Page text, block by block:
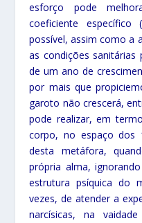
esforço pode
coeficiente específico
possível, assim como a
as condições
de um ano de
por mais que
garoto não crescerá,
pode realizar, em
corpo, no espaço dos
desta metáfora,
própria alma,
estrutura psíquica do
vezes, de atender a
narcísicas, na